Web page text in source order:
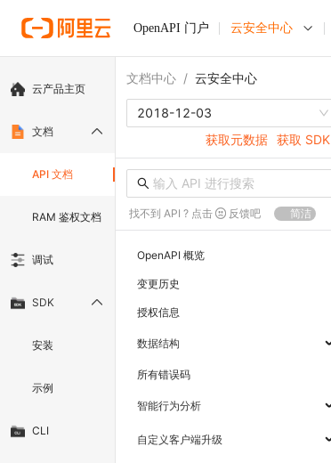
OpenAPI 门户 云安全中心
云产品主页
文档
API 文档
RAM 鉴权文档
调试
SDK
安装
示例
CLI
文档中心 / 云安全中心
2018-12-03
获取元数据 获取 SDK
找不到 API ? 点击 反馈吧 简洁
OpenAPI 概览
变更历史
授权信息
数据结构
所有错误码
智能行为分析
自定义客户端升级